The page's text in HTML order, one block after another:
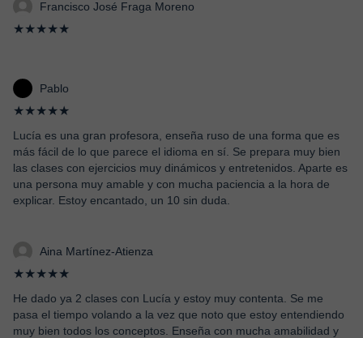
Francisco José Fraga Moreno
★★★★★
Pablo
★★★★★
Lucía es una gran profesora, enseña ruso de una forma que es
más fácil de lo que parece el idioma en sí. Se prepara muy bien
las clases con ejercicios muy dinámicos y entretenidos. Aparte es
una persona muy amable y con mucha paciencia a la hora de
explicar. Estoy encantado, un 10 sin duda.
Aina Martínez-Atienza
★★★★★
He dado ya 2 clases con Lucía y estoy muy contenta. Se me
pasa el tiempo volando a la vez que noto que estoy entendiendo
muy bien todos los conceptos. Enseña con mucha amabilidad y